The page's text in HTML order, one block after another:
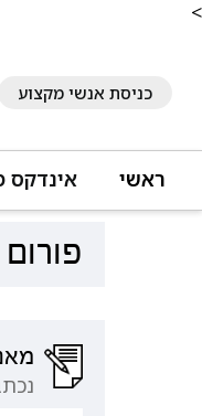
<
כניסת אנשי מקצוע
ראשי אינדקס
נכתב